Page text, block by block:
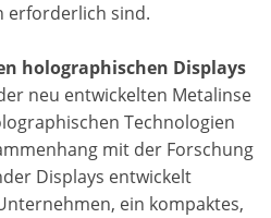
erforderlich sind.
holographischen Displays
neu entwickelten Metalinse
Technologien
mit der Forschung
Displays entwickelt
ein kompaktes,